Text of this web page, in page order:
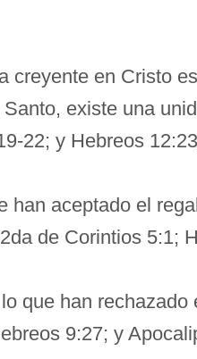
creyente en Cristo
existe una
22; y Hebreos
han aceptado el
de Corintios 5:1;
que han
9:27; y